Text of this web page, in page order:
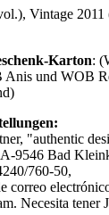
Vintage
Karton:
und WOB
"authentic
9546 Bad
760-50,
correo
Necesita tener